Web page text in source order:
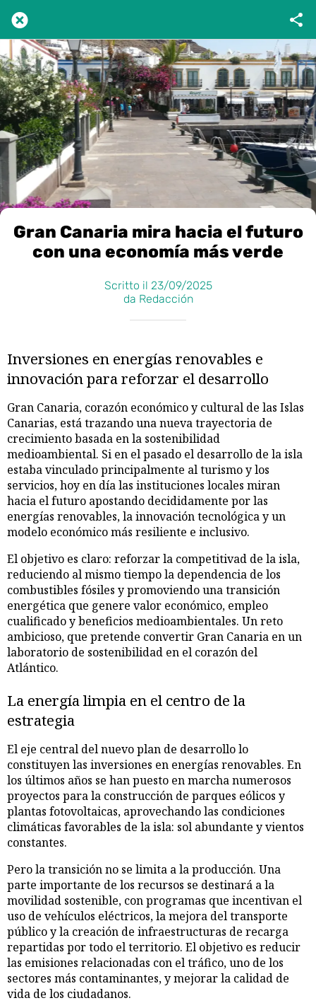
Gran Canaria mira hacia el futuro
con una economía más verde
Scritto il 23/09/2025
da Redacción
Inversiones en energías renovables e
innovación para reforzar el desarrollo
Gran Canaria, corazón económico y cultural de las Islas
Canarias, está trazando una nueva trayectoria de
crecimiento basada en la sostenibilidad
medioambiental. Si en el pasado el desarrollo de la isla
estaba vinculado principalmente al turismo y los
servicios, hoy en día las instituciones locales miran
hacia el futuro apostando decididamente por las
energías renovables, la innovación tecnológica y un
modelo económico más resiliente e inclusivo.
El objetivo es claro: reforzar la competitivad de la isla,
reduciendo al mismo tiempo la dependencia de los
combustibles fósiles y promoviendo una transición
energética que genere valor económico, empleo
cualificado y beneficios medioambientales. Un reto
ambicioso, que pretende convertir Gran Canaria en un
laboratorio de sostenibilidad en el corazón del
Atlántico.
La energía limpia en el centro de la
estrategia
El eje central del nuevo plan de desarrollo lo
constituyen las inversiones en energías renovables. En
los últimos años se han puesto en marcha numerosos
proyectos para la construcción de parques eólicos y
plantas fotovoltaicas, aprovechando las condiciones
climáticas favorables de la isla: sol abundante y vientos
constantes.
Pero la transición no se limita a la producción. Una
parte importante de los recursos se destinará a la
movilidad sostenible, con programas que incentivan el
uso de vehículos eléctricos, la mejora del transporte
público y la creación de infraestructuras de recarga
repartidas por todo el territorio. El objetivo es reducir
las emisiones relacionadas con el tráfico, uno de los
sectores más contaminantes, y mejorar la calidad de
vida de los ciudadanos.